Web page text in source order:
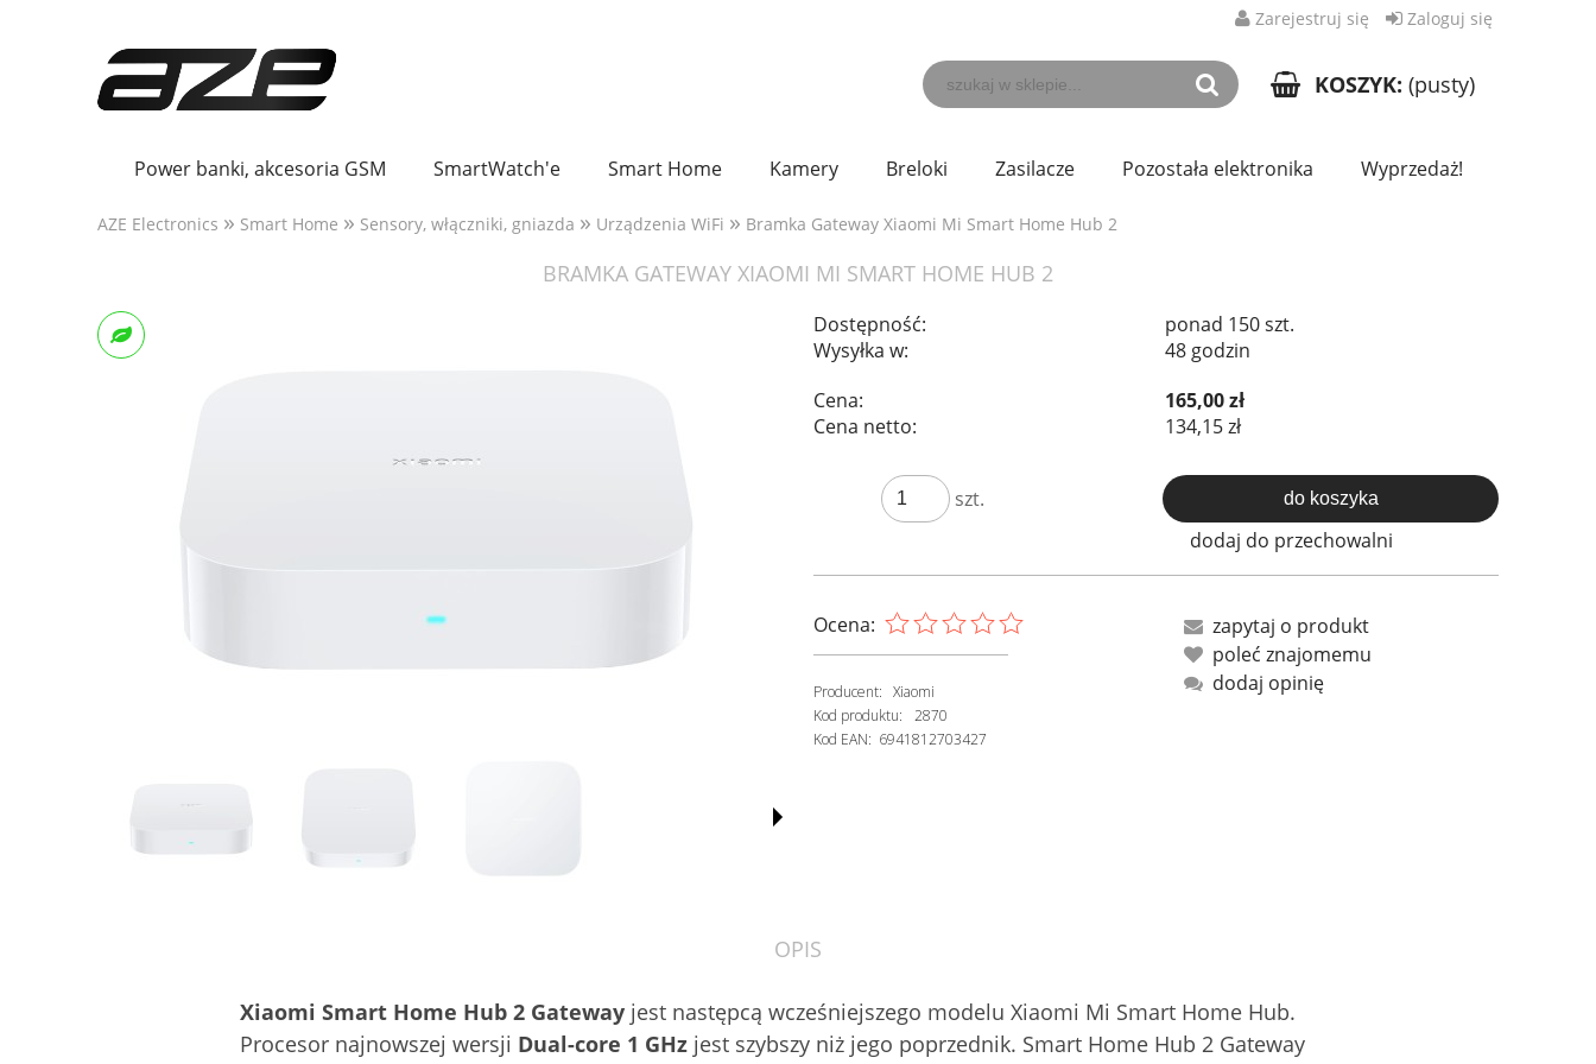
Zarejestruj się Zaloguj się
KOSZYK: (pusty)
Power banki, akcesoria GSM SmartWatch'e Smart Home Kamery Breloki Zasilacze Pozostała elektronika Wyprzedaż!
AZE Electronics » Smart Home » Sensory, włączniki, gniazda » Urządzenia WiFi » Bramka Gateway Xiaomi Mi Smart Home Hub 2
BRAMKA GATEWAY XIAOMI MI SMART HOME HUB 2
Dostępność:
ponad 150 szt.
Wysyłka w:
48 godzin
Cena:
165,00 zł
Cena netto:
134,15 zł
szt. do koszyka
dodaj do przechowalni
Ocena:
Producent: Xiaomi
Kod produktu:
2870
Kod EAN: 6941812703427
zapytaj o produkt
poleć znajomemu
dodaj opinię
OPIS
Xiaomi Smart Home Hub 2 Gateway jest następcą wcześniejszego modelu Xiaomi Mi Smart Home Hub.
Procesor najnowszej wersji Dual-core 1 GHz jest szybszy niż jego poprzednik. Smart Home Hub 2 Gateway